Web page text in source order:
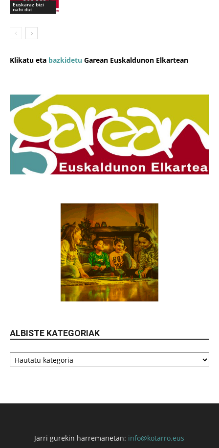
Euskaraz bizi
nahi dut
Klikatu eta bazkidetu Garean Euskaldunon Elkartean
ALBISTE KATEGORIAK
Albiste
kategoriak
Jarri gurekin harremanetan: info@kotarro.eus